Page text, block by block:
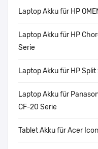
Laptop Akku für HP
Laptop Akku für HP
Serie
Laptop Akku für HP Split
Laptop Akku für
CF-20 Serie
Tablet Akku für Acer